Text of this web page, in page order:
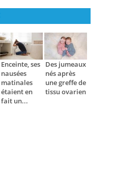
Enceinte, ses
nausées
matinales
étaient en
fait un...
Des jumeaux
nés après
une greffe de
tissu ovarien